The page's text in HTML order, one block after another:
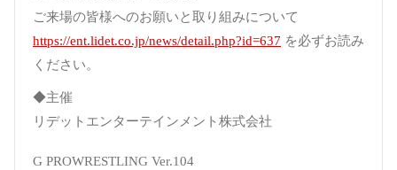
ご来場の皆様へのお願いと取り組みについて
https://ent.lidet.co.jp/news/detail.php?id=637 を必ずお読み
ください。
◆主催
リデットエンターテインメント株式会社
G PROWRESTLING Ver.104